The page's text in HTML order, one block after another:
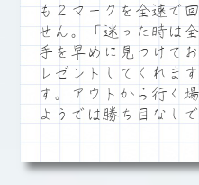
も２マークを全速で
せん。「迷った時は
手を早めに見つけて
レゼントしてくれま
す。アウトから行く
ようでは勝ち目なしで